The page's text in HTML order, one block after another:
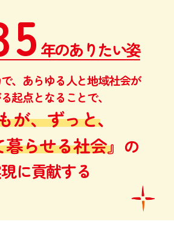
年のありたい姿
、あらゆる人と地域社会が
起点となることで、
が、ずっと、
らせる社会』 の
に貢献する